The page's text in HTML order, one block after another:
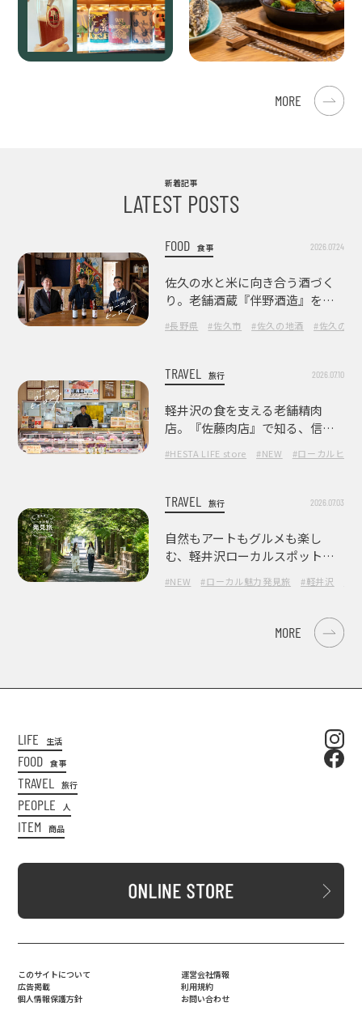
MORE
新着記事
LATEST POSTS
FOOD 食事 2026.07.24
佐久の水と米に向き合う酒づく
り。老舗酒蔵『伴野酒造』を訪
#長野県 #佐久市 #佐久の地酒 #佐久の酒
TRAVEL 旅行 2026.07.10
軽井沢の食を支える老舗精肉
店。『佐藤肉店』で知る、信州
#HESTA LIFE store #NEW #ローカルヒー
TRAVEL 旅行 2026.07.03
自然もアートもグルメも楽し
む、軽井沢ローカルスポット巡
#NEW #ローカル魅力発見旅 #軽井沢
MORE
LIFE 生活
FOOD 食事
TRAVEL 旅行
PEOPLE 人
ITEM 商品
このサイトについて
広告掲載
個人情報保護方針
運営会社情報
利用規約
お問い合わせ